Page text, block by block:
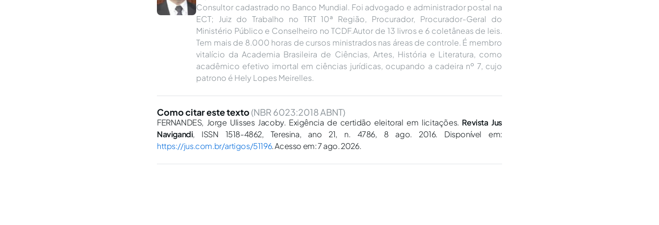
Consultor cadastrado no Banco Mundial. Foi advogado e administrador postal na
ECT; Juiz do Trabalho no TRT 10ª Região, Procurador, Procurador-Geral do
Ministério Público e Conselheiro no TCDF.Autor de 13 livros e 6 coletâneas de leis.
Tem mais de 8.000 horas de cursos ministrados nas áreas de controle. É membro
vitalício da Academia Brasileira de Ciências, Artes, História e Literatura, como
acadêmico efetivo imortal em ciências jurídicas, ocupando a cadeira nº 7, cujo
patrono é Hely Lopes Meirelles.
Como citar este texto (NBR 6023:2018 ABNT)
FERNANDES, Jorge Ulisses Jacoby. Exigência de certidão eleitoral em licitações. Revista Jus
Navigandi, ISSN 1518-4862, Teresina, ano 21, n. 4786, 8 ago. 2016. Disponível em:
https://jus.com.br/artigos/51196. Acesso em: 7 ago. 2026.